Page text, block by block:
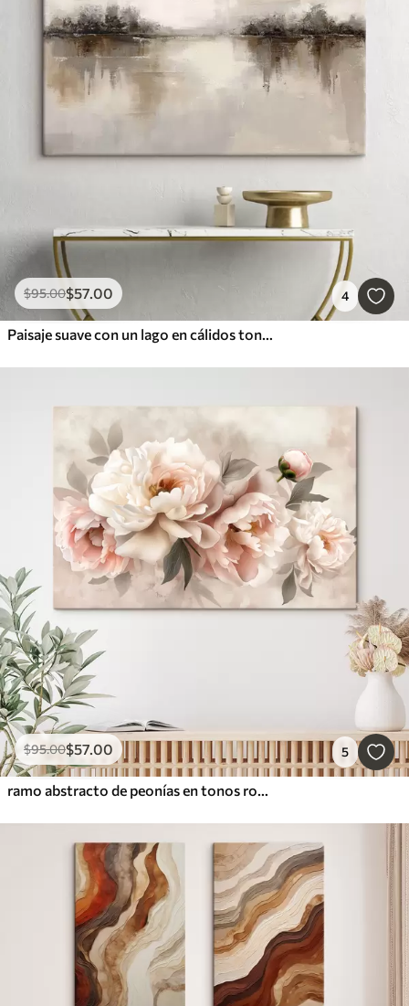
$95.00$57.00 4
Paisaje suave con un lago en cálidos tonos beige y gris
$95.00$57.00 5
ramo abstracto de peonías en tonos rosados